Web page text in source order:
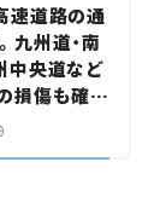
速道路の通
九州道・南
中央道など
損傷も確認
ス】